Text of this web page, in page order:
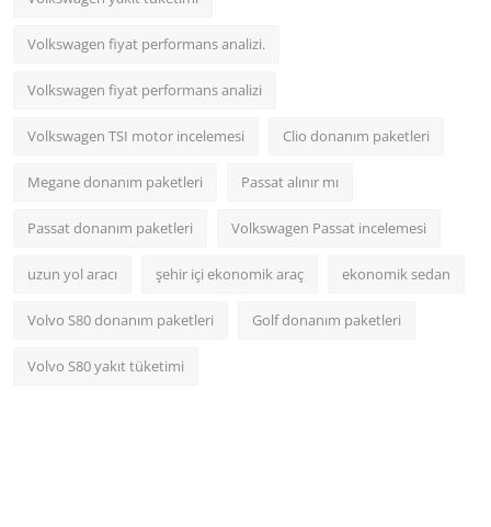
Volkswagen fiyat performans analizi.
Volkswagen fiyat performans analizi
Volkswagen TSI motor incelemesi Clio donanım paketleri
Megane donanım paketleri Passat alınır mı
Passat donanım paketleri Volkswagen Passat incelemesi
uzun yol aracı şehir içi ekonomik araç ekonomik sedan
Volvo S80 donanım paketleri Golf donanım paketleri
Volvo S80 yakıt tüketimi